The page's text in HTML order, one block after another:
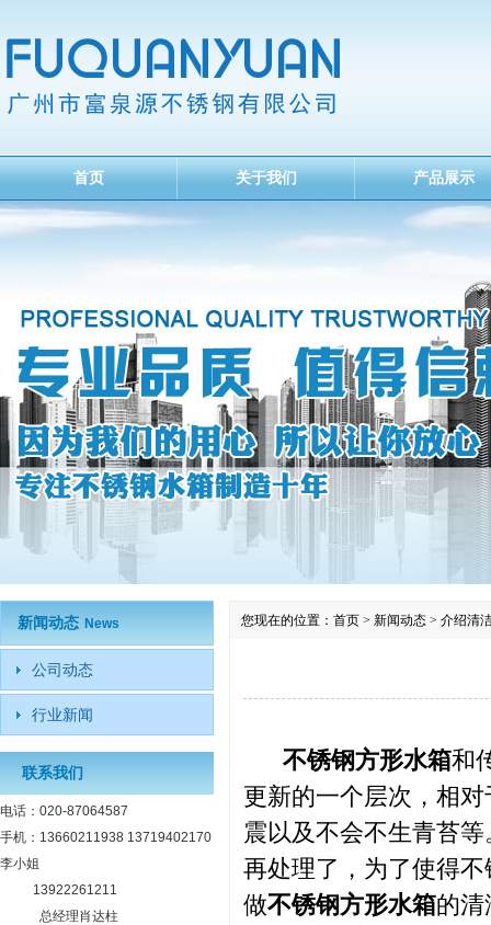
首页 关于我们 产品展示
您现在的位置： 首页 > 新闻动态 > 介绍清
不锈钢方形水箱和
更新的一个层次，相
震以及不会不生青苔
再处理了，为了使得
做不锈钢方形水箱的清
新闻动态 News
公司动态
行业新闻
联系我们
电话：020-87064587
手机：13660211938 13719402170
李小姐
13922261211
总经理肖达柱